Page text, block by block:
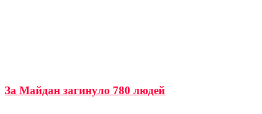
За Майдан загинуло 780 людей